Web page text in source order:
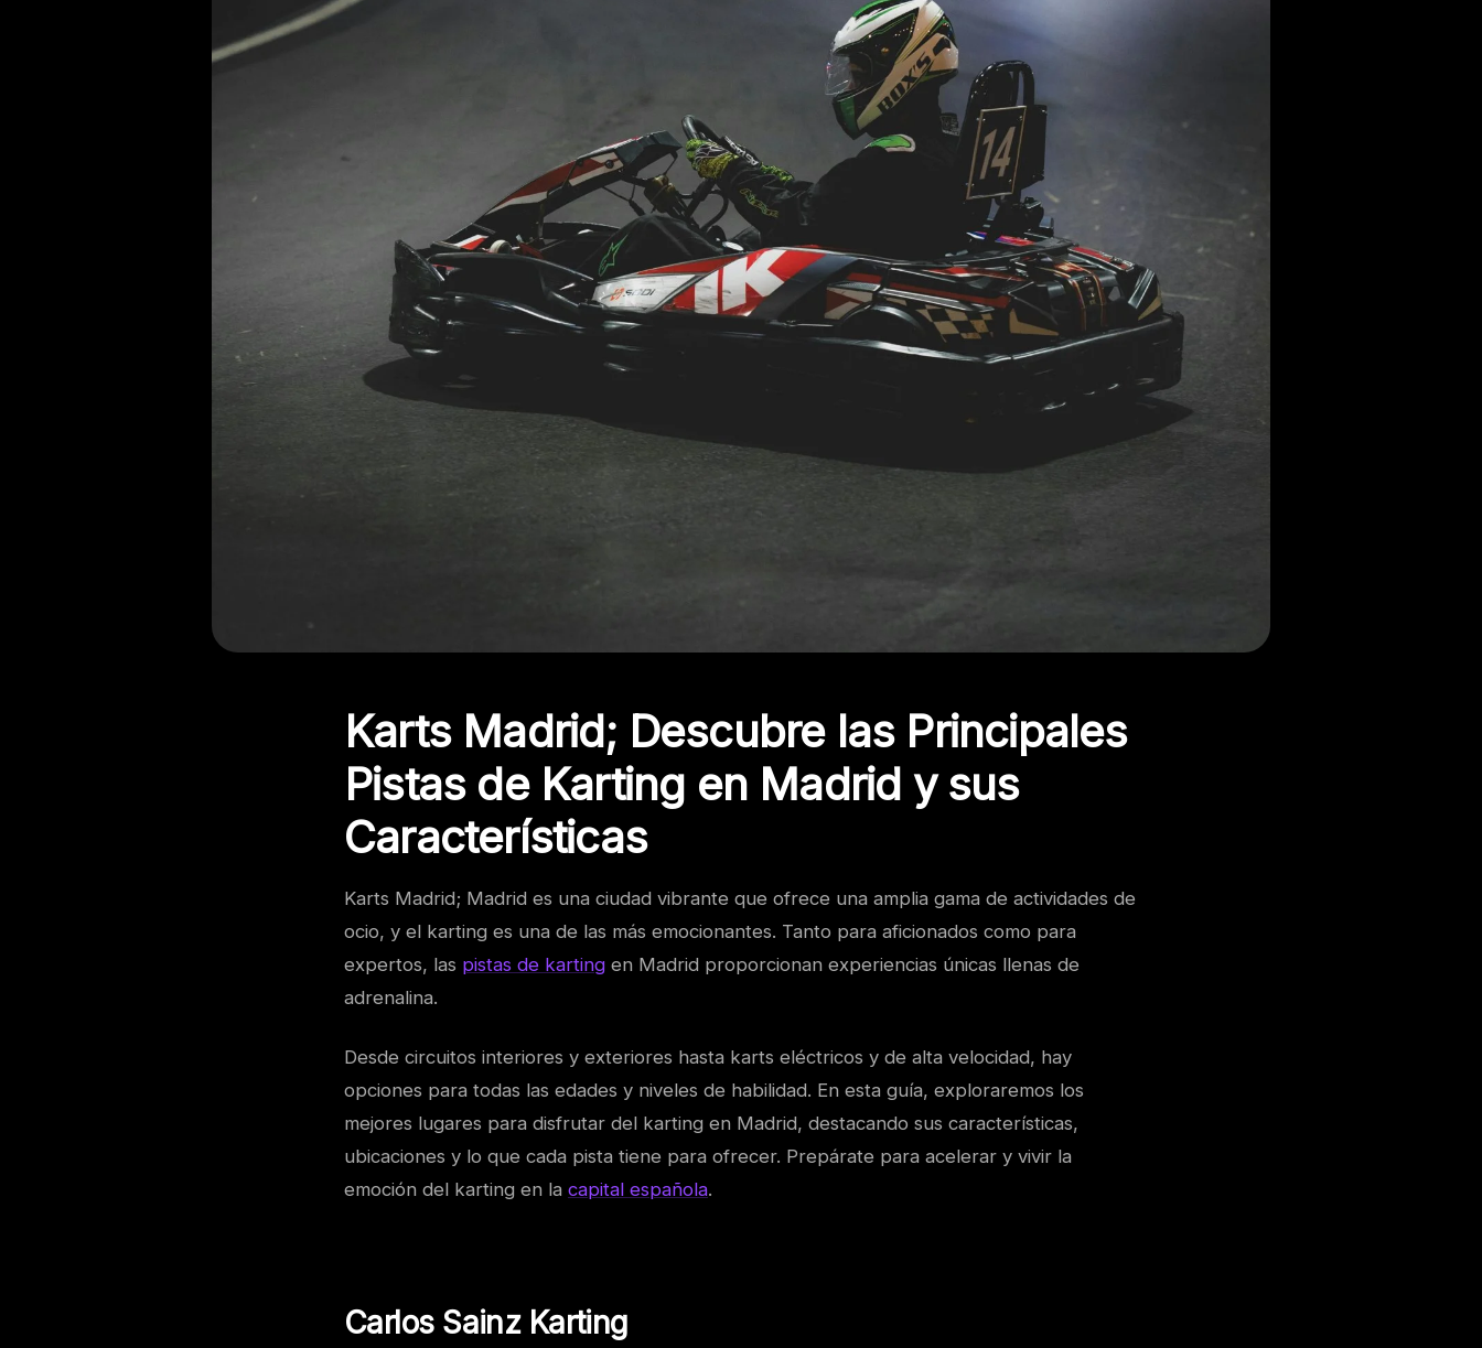
Karts Madrid; Descubre las Principales
Pistas de Karting en Madrid y sus
Características
Karts Madrid; Madrid es una ciudad vibrante que ofrece una amplia gama de actividades de
ocio, y el karting es una de las más emocionantes. Tanto para aficionados como para
expertos, las pistas de karting en Madrid proporcionan experiencias únicas llenas de
adrenalina.
Desde circuitos interiores y exteriores hasta karts eléctricos y de alta velocidad, hay
opciones para todas las edades y niveles de habilidad. En esta guía, exploraremos los
mejores lugares para disfrutar del karting en Madrid, destacando sus características,
ubicaciones y lo que cada pista tiene para ofrecer. Prepárate para acelerar y vivir la
emoción del karting en la capital española.
Carlos Sainz Karting